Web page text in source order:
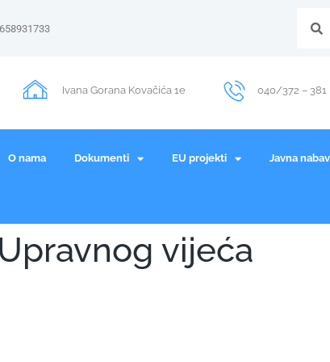
Ivana Gorana Kovačića 1e 040/372 – 381
O nama Dokumenti EU projekti Javna
vijeća